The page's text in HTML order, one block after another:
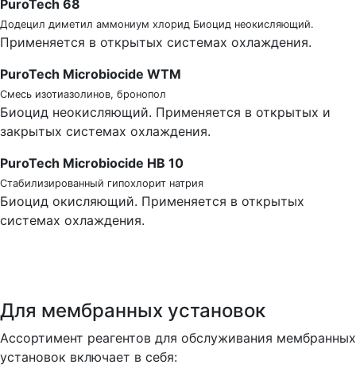
PuroTech 68
Додецил диметил аммониум хлорид Биоцид неокисляющий.
Применяется в открытых системах охлаждения.
PuroTech Microbiocide WTM
Смесь изотиазолинов, бронопол
Биоцид неокисляющий. Применяется в открытых и
закрытых системах охлаждения.
PuroTech Microbiocide HB 10
Стабилизированный гипохлорит натрия
Биоцид окисляющий. Применяется в открытых
системах охлаждения.
Для мембранных установок
Ассортимент реагентов для обслуживания мембранных
установок включает в себя: